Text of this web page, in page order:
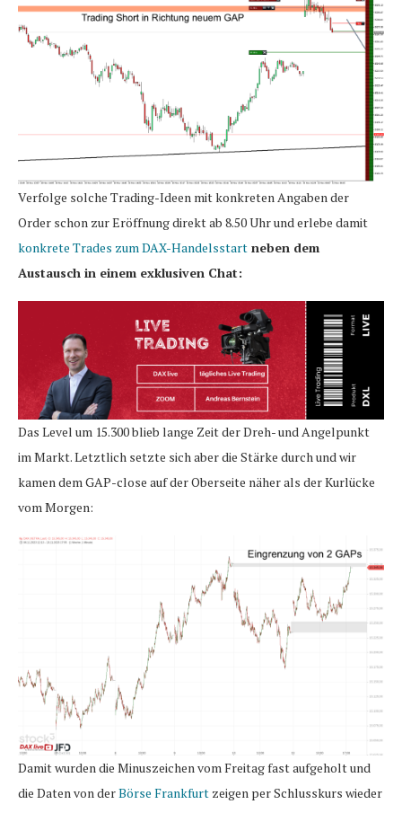
Verfolge solche Trading-Ideen mit konkreten Angaben der
Order schon zur Eröffnung direkt ab 8.50 Uhr und erlebe damit
konkrete Trades zum DAX-Handelsstart neben dem
Austausch in einem exklusiven Chat:
Das Level um 15.300 blieb lange Zeit der Dreh- und Angelpunkt
im Markt. Letztlich setzte sich aber die Stärke durch und wir
kamen dem GAP-close auf der Oberseite näher als der Kurlücke
vom Morgen:
Damit wurden die Minuszeichen vom Freitag fast aufgeholt und
die Daten von derBörse Frankfurt zeigen per Schlusskurs wieder